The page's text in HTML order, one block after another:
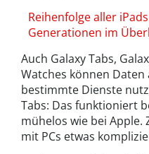
Reihenfolge aller
Generationen im
Auch Galaxy Tabs,
Watches können
bestimmte Dienste
Tabs: Das funktioniert
mühelos wie bei
mit PCs etwas